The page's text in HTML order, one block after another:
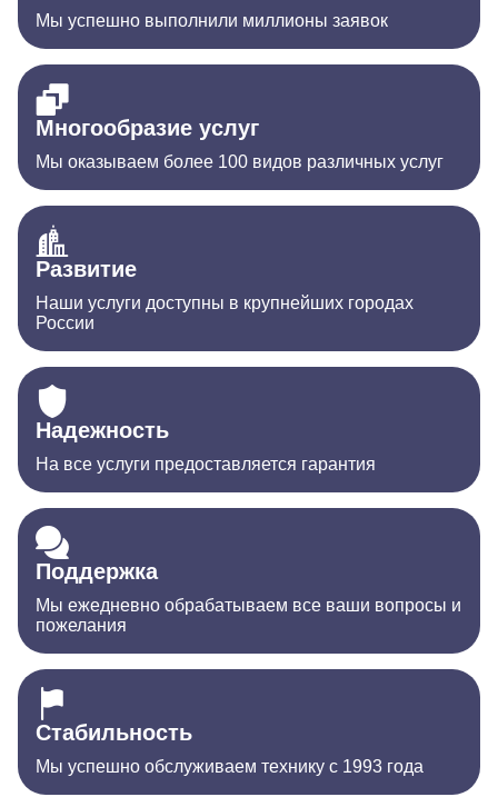
Мы успешно выполнили миллионы заявок
Многообразие услуг
Мы оказываем более 100 видов различных услуг
Развитие
Наши услуги доступны в крупнейших городах
России
Надежность
На все услуги предоставляется гарантия
Поддержка
Мы ежедневно обрабатываем все ваши вопросы и
пожелания
Стабильность
Мы успешно обслуживаем технику с 1993 года